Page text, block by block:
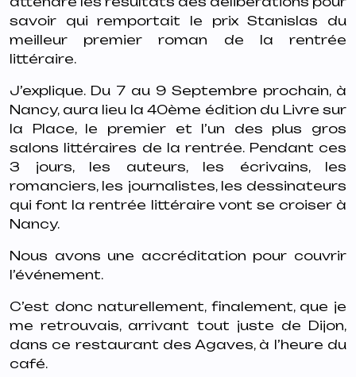
savoir qui remportait le prix Stanislas du
meilleur premier roman de la rentrée
littéraire.
J’explique. Du 7 au 9 Septembre prochain, à
Nancy, aura lieu la 40ème édition du Livre sur
la Place, le premier et l’un des plus gros
salons littéraires de la rentrée. Pendant ces
3 jours, les auteurs, les écrivains, les
romanciers, les journalistes, les dessinateurs
qui font la rentrée littéraire vont se croiser à
Nancy.
Nous avons une accréditation pour couvrir
l’événement.
C’est donc naturellement, finalement, que je
me retrouvais, arrivant tout juste de Dijon,
dans ce restaurant des Agaves, à l’heure du
café.